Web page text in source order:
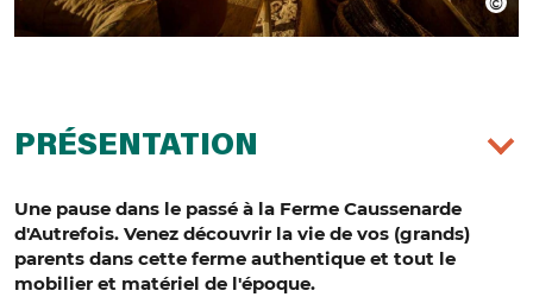
PRÉSENTATION
Une pause dans le passé à la Ferme Caussenarde
d'Autrefois. Venez découvrir la vie de vos (grands)
parents dans cette ferme authentique et tout le
mobilier et matériel de l'époque.